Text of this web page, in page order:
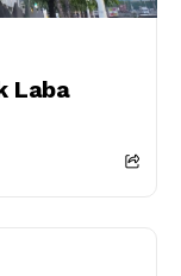
Laba